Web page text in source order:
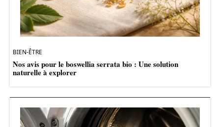
BIEN-ÊTRE
Nos avis pour le boswellia serrata bio : Une solution
naturelle à explorer